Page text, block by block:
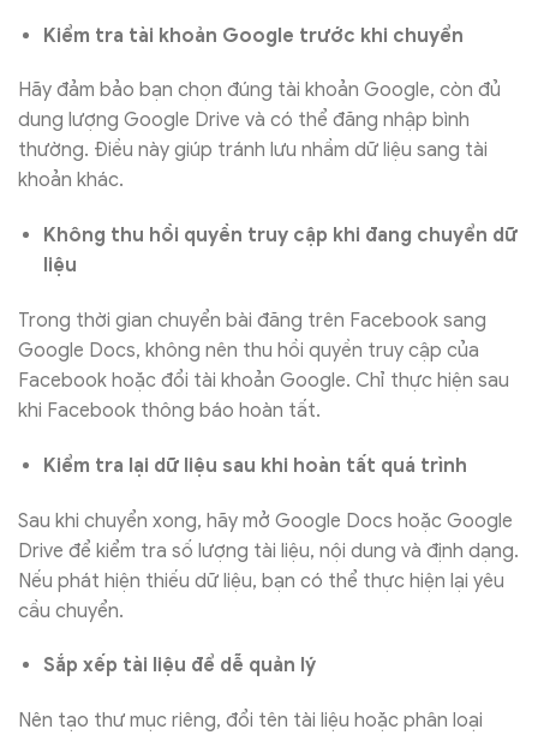
Kiểm tra tài khoản Google trước khi chuyển
Hãy đảm bảo bạn chọn đúng tài khoản Google, còn đủ
dung lượng Google Drive và có thể đăng nhập bình
thường. Điều này giúp tránh lưu nhầm dữ liệu sang tài
khoản khác.
Không thu hồi quyền truy cập khi đang chuyển dữ
liệu
Trong thời gian chuyển bài đăng trên Facebook sang
Google Docs, không nên thu hồi quyền truy cập của
Facebook hoặc đổi tài khoản Google. Chỉ thực hiện sau
khi Facebook thông báo hoàn tất.
Kiểm tra lại dữ liệu sau khi hoàn tất quá trình
Sau khi chuyển xong, hãy mở Google Docs hoặc Google
Drive để kiểm tra số lượng tài liệu, nội dung và định dạng.
Nếu phát hiện thiếu dữ liệu, bạn có thể thực hiện lại yêu
cầu chuyển.
Sắp xếp tài liệu để dễ quản lý
Nên tạo thư mục riêng, đổi tên tài liệu hoặc phân loại